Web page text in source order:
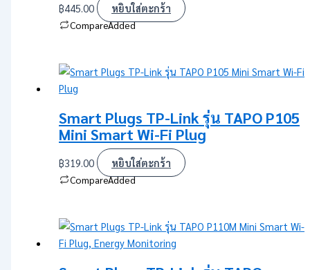
฿445.00 หยิบใส่ตะกร้า
CompareAdded
Smart Plugs TP-Link รุ่น TAPO P105
Mini Smart Wi-Fi Plug
฿319.00 หยิบใส่ตะกร้า
CompareAdded